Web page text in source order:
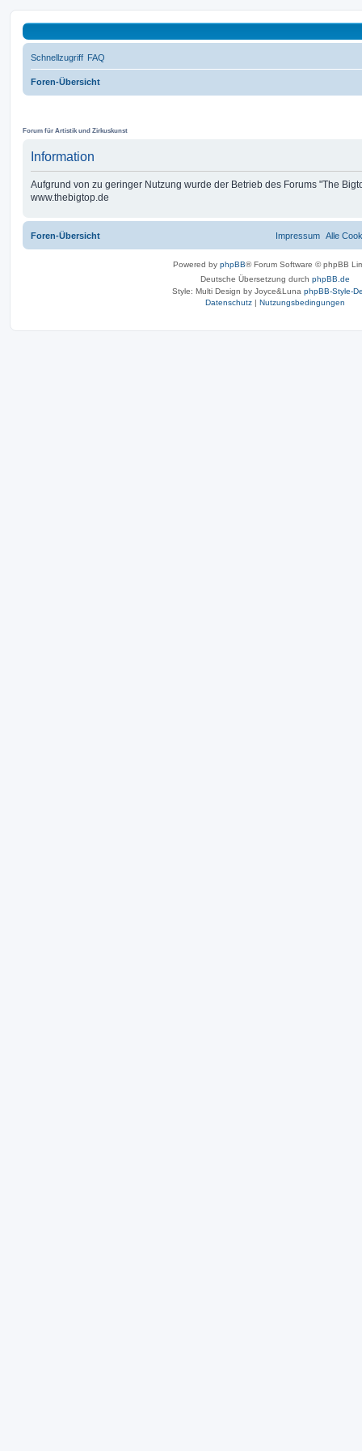
Schnellzugriff FAQ
Foren-Übersicht
Forum für Artistik und Zirkuskunst
Information
Aufgrund von zu geringer Nutzung wurde der Betrieb des Forums "The
www.thebigtop.de
Foren-Übersicht Alle
Impressum
Powered by phpBB® Forum Software © phpBB
Deutsche Übersetzung durch phpBB.de
Style: Multi Design by Joyce&Luna phpBB-Style-
Datenschutz | Nutzungsbedingungen